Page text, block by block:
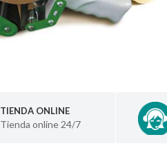
TIENDA ONLINE
Tienda online 24/7